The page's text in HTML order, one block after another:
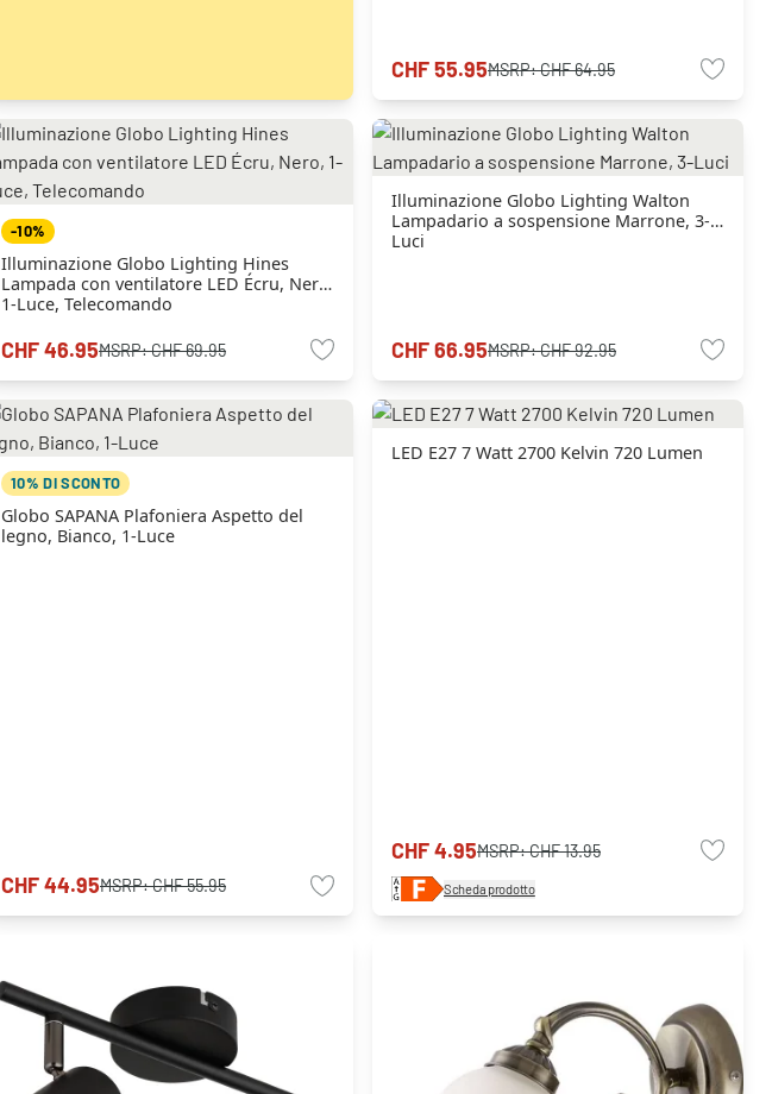
CHF 55.95MSRP:CHF 64.95
-10%
Illuminazione Globo Lighting Hines
Lampada con ventilatore LED Écru, Nero,
1-Luce, Telecomando
CHF 46.95MSRP:CHF 69.95
Illuminazione Globo Lighting Walton
Lampadario a sospensione Marrone, 3-
Luci
CHF 66.95MSRP:CHF 92.95
10% DI SCONTO
Globo SAPANA Plafoniera Aspetto del
legno, Bianco, 1-Luce
CHF 44.95MSRP:CHF 55.95
LED E27 7 Watt 2700 Kelvin 720 Lumen
CHF 4.95MSRP:CHF 13.95
Scheda prodotto